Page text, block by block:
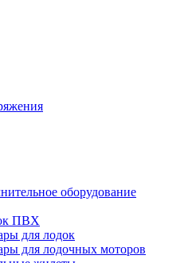
оборудование
ПВХ
для лодок
для лодочных моторов